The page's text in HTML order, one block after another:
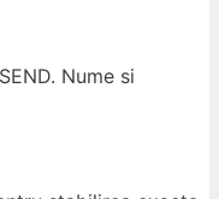
Nume si